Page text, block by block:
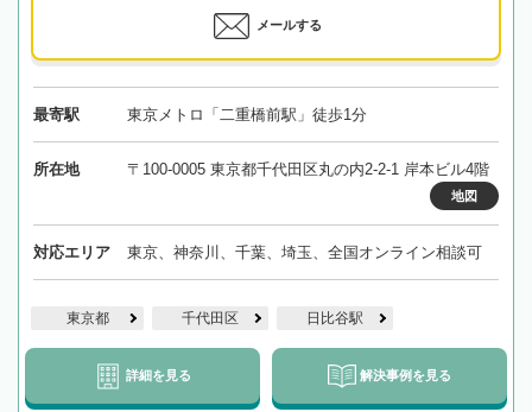
メールする
最寄駅 東京メトロ「二重橋前駅」徒歩1分
所在地 〒100-0005 東京都千代田区丸の内2-2-1 岸本ビル4階
地図
対応エリア 東京、神奈川、千葉、埼玉、全国オンライン相談可
東京都 千代田区 日比谷駅
詳細を見る 解決事例を見る